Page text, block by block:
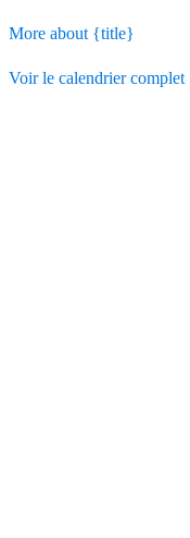
More about {title}
Voir le calendrier complet